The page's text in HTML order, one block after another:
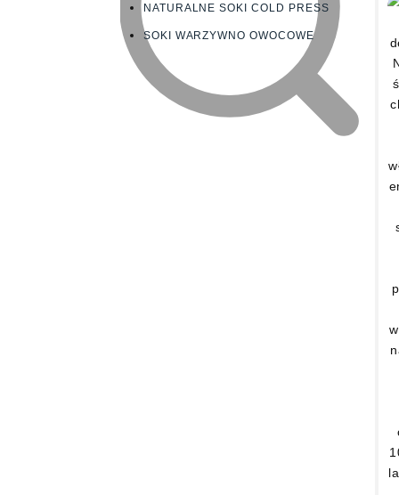
NATURALNE SOKI COLD PRESS
SOKI WARZYWNO OWOCOWE